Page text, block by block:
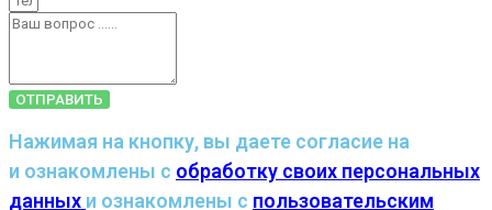
ОТПРАВИТЬ
Нажимая на кнопку, вы даете согласие на
и ознакомлены с обработку своих персональных
данных и ознакомлены с пользовательским